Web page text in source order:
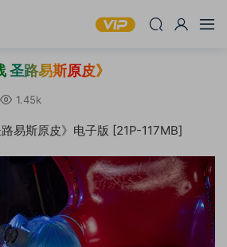
圣路易斯原皮》
1.45k
易斯原皮》电子版 [21P-117MB]